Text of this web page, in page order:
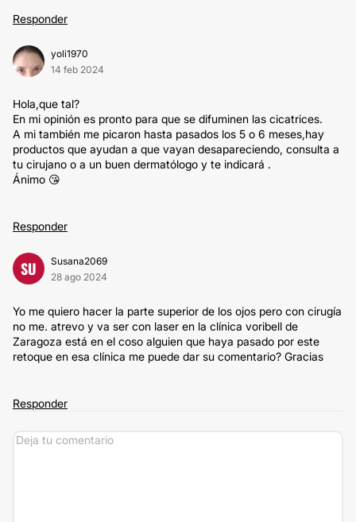
Responder
yoli1970
14 feb 2024
Hola,que tal?
En mi opinión es pronto para que se difuminen las cicatrices.
A mi también me picaron hasta pasados los 5 o 6 meses,hay
productos que ayudan a que vayan desapareciendo, consulta a
tu cirujano o a un buen dermatólogo y te indicará .
Ánimo 😘
Responder
SU
Susana2069
28 ago 2024
Yo me quiero hacer la parte superior de los ojos pero con cirugía
no me. atrevo y va ser con laser en la clínica voribell de
Zaragoza está en el coso alguien que haya pasado por este
retoque en esa clínica me puede dar su comentario? Gracias
Responder